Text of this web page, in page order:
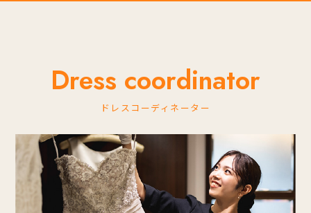
Dress coordinator
ドレスコーディネーター